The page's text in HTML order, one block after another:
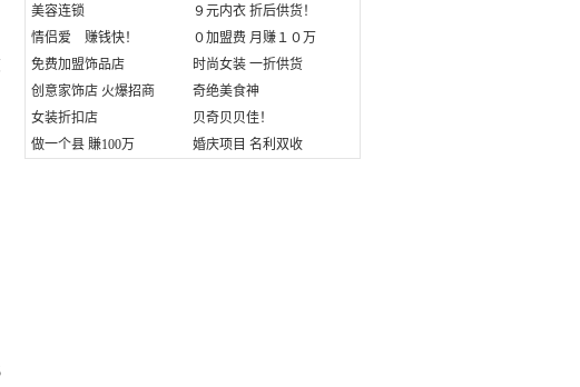
美容连锁
９元内衣 折后供货！
情侣爱 赚钱快！
０加盟费 月赚１０万
免费加盟饰品店
时尚女装 一折供货
创意家饰店 火爆招商
奇绝美食神
女装折扣店
贝奇贝贝佳！
做一个县 賺100万
婚庆项目 名利双收